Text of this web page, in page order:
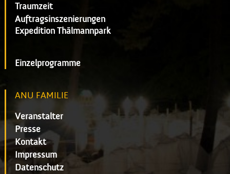
Traumzeit
Auftragsinszenierungen
Expedition Thälmannpark
Einzelprogramme
ANU FAMILIE
Veranstalter
Presse
Kontakt
Impressum
Datenschutz